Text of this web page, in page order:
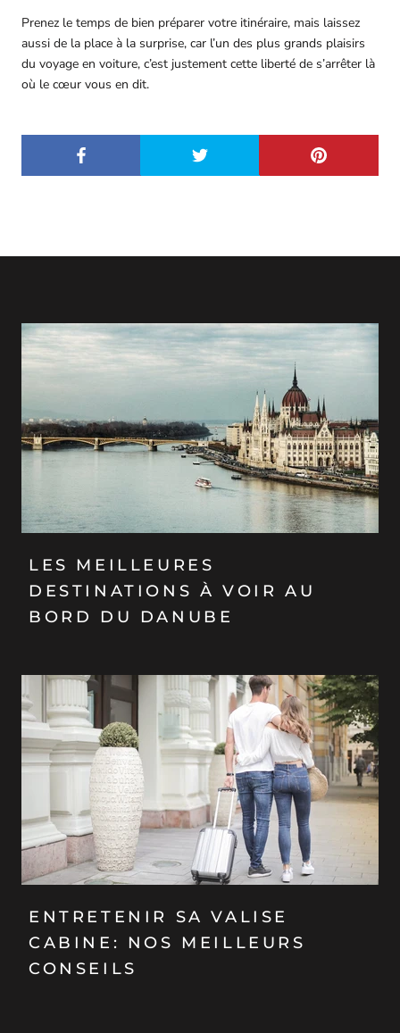
Prenez le temps de bien préparer votre itinéraire, mais laissez
aussi de la place à la surprise, car l’un des plus grands plaisirs
du voyage en voiture, c’est justement cette liberté de s’arrêter là
où le cœur vous en dit.
LES MEILLEURES
DESTINATIONS À VOIR AU
BORD DU DANUBE
ENTRETENIR SA VALISE
CABINE: NOS MEILLEURS
CONSEILS